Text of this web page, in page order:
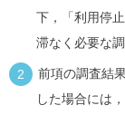
下，「利用停
滞なく必要な
前項の調査結
した場合には